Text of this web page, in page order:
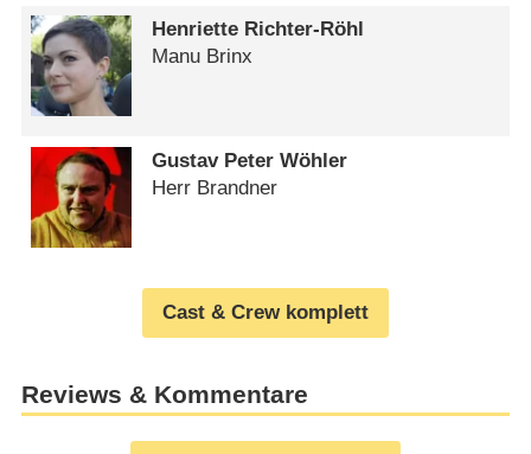
Henriette Richter-Röhl
Manu Brinx
Gustav Peter Wöhler
Herr Brandner
Cast & Crew komplett
Reviews & Kommentare